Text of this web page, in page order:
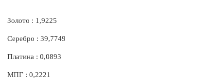
Золото : 1,9225
Серебро : 39,7749
Платина : 0,0893
МПГ : 0,2221